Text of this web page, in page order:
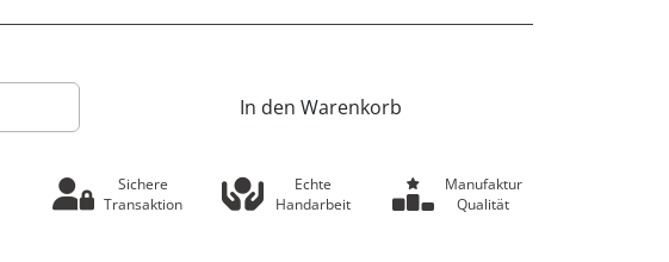
In den Warenkorb
Sichere
Transaktion
Echte
Handarbeit
Manufaktur
Qualität